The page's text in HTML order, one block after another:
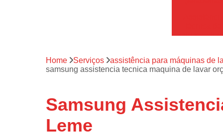
técnica de
secadoras
fogão
Home Serviços assistência para máquinas de
samsung assistencia tecnica maquina de lavar
Samsung
Leme